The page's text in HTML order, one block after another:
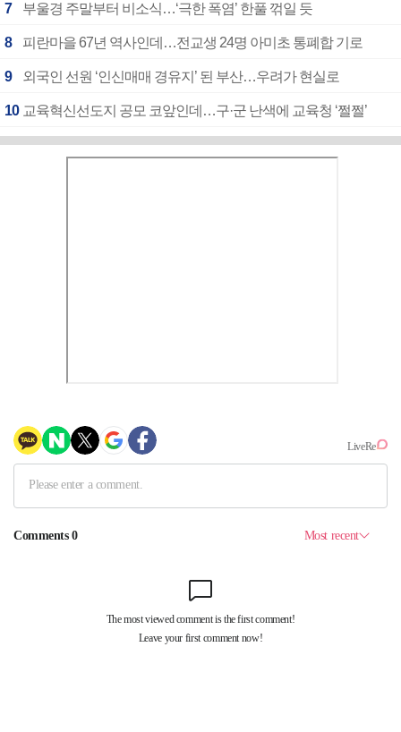
7 부울경 주말부터 비소식…‘극한 폭염’ 한풀 꺾일 듯
8 피란마을 67년 역사인데…전교생 24명 아미초 통폐합 기로
9 외국인 선원 ‘인신매매 경유지’ 된 부산…우려가 현실로
10 교육혁신선도지 공모 코앞인데…구·군 난색에 교육청 ‘쩔쩔’